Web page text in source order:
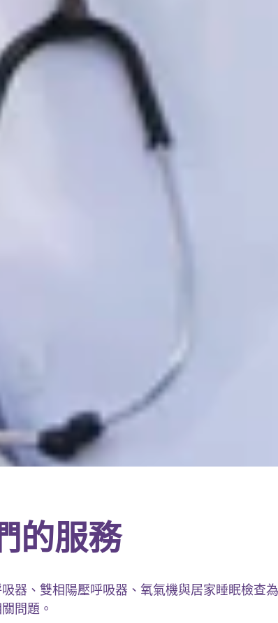
的服務
、雙相陽壓呼吸器、氧氣機與居家睡眠檢查
問題。